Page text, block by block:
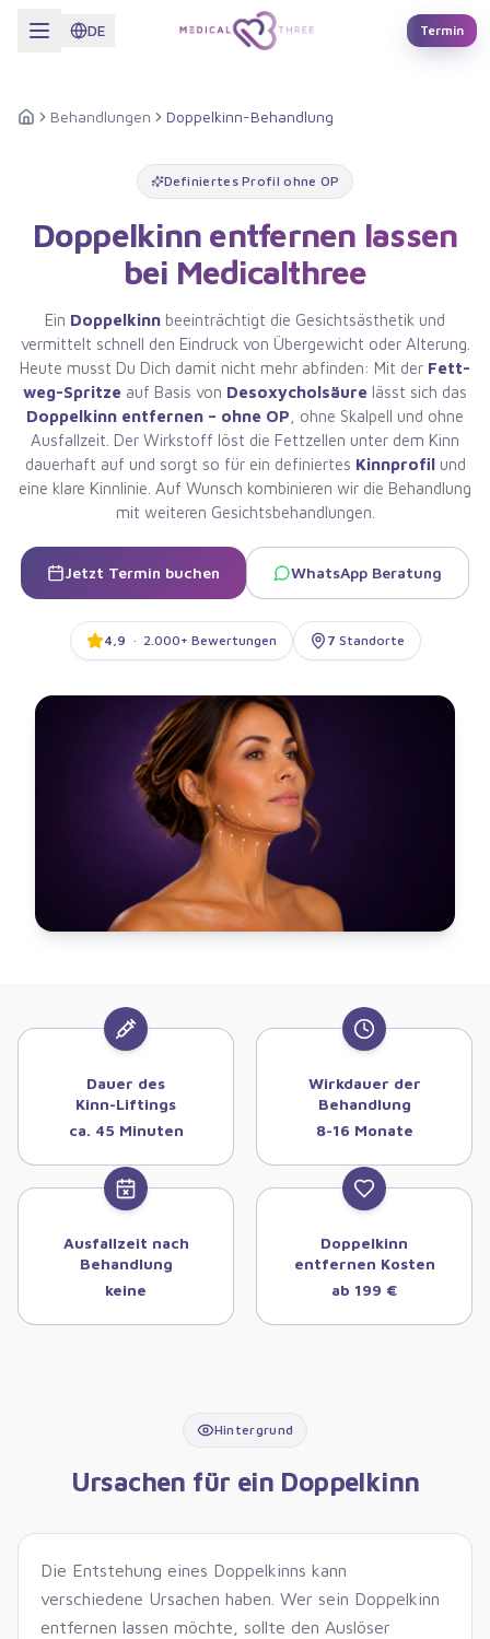
DE Termin
Startseite
Behandlungen Doppelkinn-Behandlung
Definiertes Profil ohne OP
Doppelkinn entfernen lassen
bei Medicalthree
Ein Doppelkinn beeinträchtigt die Gesichtsästhetik und
vermittelt schnell den Eindruck von Übergewicht oder Alterung.
Heute musst Du Dich damit nicht mehr abfinden: Mit der Fett-
weg-Spritze auf Basis von Desoxycholsäure lässt sich das
Doppelkinn entfernen – ohne OP , ohne Skalpell und ohne
Ausfallzeit. Der Wirkstoff löst die Fettzellen unter dem Kinn
dauerhaft auf und sorgt so für ein definiertes Kinnprofilund
eine klare Kinnlinie. Auf Wunsch kombinieren wir die Behandlung
mit weiteren Gesichtsbehandlungen.
Jetzt Termin buchen WhatsApp Beratung
4,9 · 2.000+ Bewertungen 7 Standorte
Dauer des
Kinn-Liftings
ca. 45 Minuten
Wirkdauer der
Behandlung
8-16 Monate
Ausfallzeit nach
Behandlung
keine
Doppelkinn
entfernen Kosten
ab 199 €
Hintergrund
Ursachen für ein Doppelkinn
Die Entstehung eines Doppelkinns kann
verschiedene Ursachen haben. Wer sein Doppelkinn
entfernen lassen möchte, sollte den Auslöser